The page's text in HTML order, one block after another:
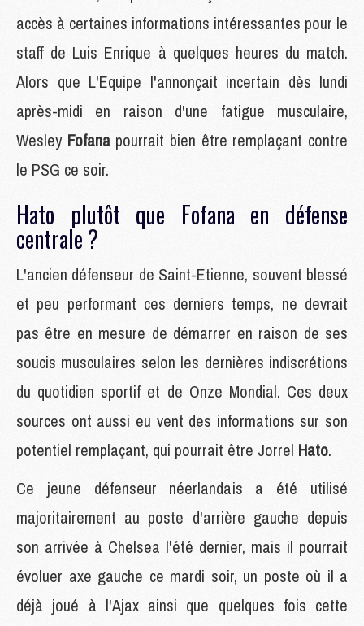
accès à certaines informations intéressantes pour le
staff de Luis Enrique à quelques heures du match.
Alors que L'Equipe l'annonçait incertain dès lundi
après-midi en raison d'une fatigue musculaire,
Wesley Fofana pourrait bien être remplaçant contre
le PSG ce soir.
Hato plutôt que Fofana en défense
centrale ?
L'ancien défenseur de Saint-Etienne, souvent blessé
et peu performant ces derniers temps, ne devrait
pas être en mesure de démarrer en raison de ses
soucis musculaires selon les dernières indiscrétions
du quotidien sportif et de Onze Mondial. Ces deux
sources ont aussi eu vent des informations sur son
potentiel remplaçant, qui pourrait être Jorrel Hato.
Ce jeune défenseur néerlandais a été utilisé
majoritairement au poste d'arrière gauche depuis
son arrivée à Chelsea l'été dernier, mais il pourrait
évoluer axe gauche ce mardi soir, un poste où il a
déjà joué à l'Ajax ainsi que quelques fois cette